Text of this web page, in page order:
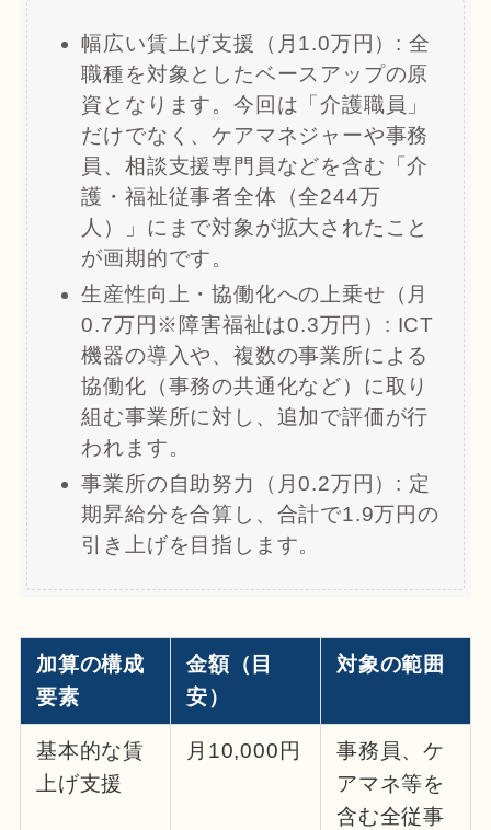
幅広い賃上げ支援（月1.0万円）: 全
職種を対象としたベースアップの原
資となります。今回は「介護職員」
だけでなく、ケアマネジャーや事務
員、相談支援専門員などを含む「介
護・福祉従事者全体（全244万
人）」にまで対象が拡大されたこと
が画期的です。
生産性向上・協働化への上乗せ（月
0.7万円※障害福祉は0.3万円）: ICT
機器の導入や、複数の事業所による
協働化（事務の共通化など）に取り
組む事業所に対し、追加で評価が行
われます。
事業所の自助努力（月0.2万円）: 定
期昇給分を合算し、合計で1.9万円の
引き上げを目指します。
加算の構成
要素
金額（目
安）
対象の範囲
基本的な賃
上げ支援
月10,000円
事務員、ケ
アマネ等を
含む全従事